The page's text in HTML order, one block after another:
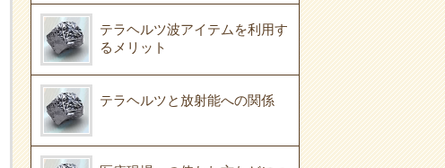
テラヘルツ波アイテムを利用す
るメリット
テラヘルツと放射能への関係